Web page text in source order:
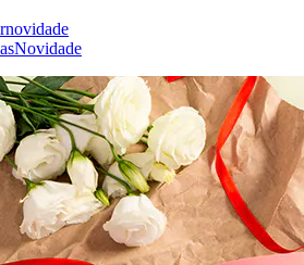
novidade
Novidade